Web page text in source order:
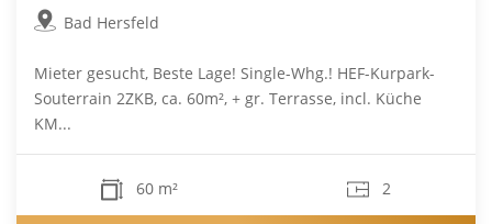
Bad Hersfeld
Mieter gesucht, Beste Lage! Single-Whg.! HEF-Kurpark-
Souterrain 2ZKB, ca. 60m², + gr. Terrasse, incl. Küche
KM...
60 m² 2